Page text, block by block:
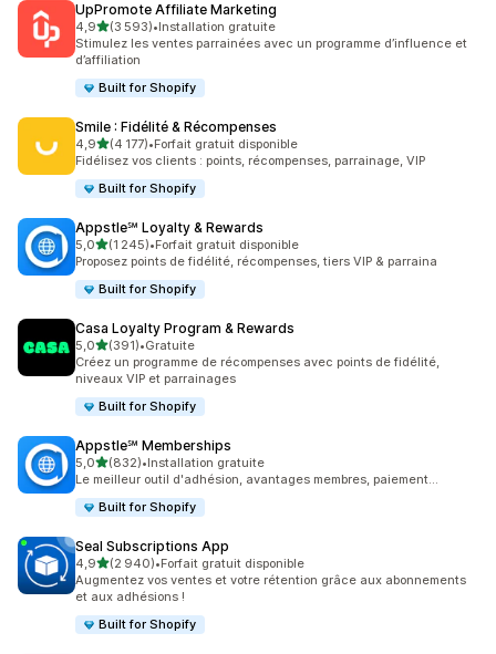
UpPromote Affiliate Marketing
4,9étoile(s) sur 5
(3 593)
3593 avis au total
•Installation gratuite
Stimulez les ventes parrainées avec un programme d’influence et
d’affiliation
Built for Shopify
Smile : Fidélité & Récompenses
4,9étoile(s) sur 5
(4 177)
4177 avis au total
•Forfait gratuit disponible
Fidélisez vos clients : points, récompenses, parrainage, VIP
Built for Shopify
Appstle℠ Loyalty & Rewards
5,0étoile(s) sur 5
(1 245)
1245 avis au total
•Forfait gratuit disponible
Proposez points de fidélité, récompenses, tiers VIP & parraina
Built for Shopify
Casa Loyalty Program & Rewards
5,0étoile(s) sur 5
(391)
391 avis au total
•Gratuite
Créez un programme de récompenses avec points de fidélité,
niveaux VIP et parrainages
Built for Shopify
Appstle℠ Memberships
5,0étoile(s) sur 5
(832)
832 avis au total
•Installation gratuite
Le meilleur outil d'adhésion, avantages membres, paiement...
Built for Shopify
Seal Subscriptions App
4,9étoile(s) sur 5
(2 940)
2940 avis au total
•Forfait gratuit disponible
Augmentez vos ventes et votre rétention grâce aux abonnements
et aux adhésions !
Built for Shopify